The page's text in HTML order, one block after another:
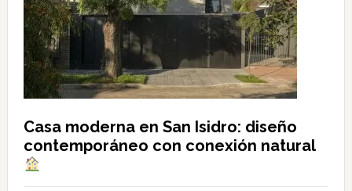
Casa moderna en San Isidro: diseño
contemporáneo con conexión natural